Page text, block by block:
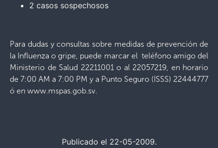
2 casos sospechosos
Para dudas y consultas sobre medidas de prevención de
la Influenza o gripe, puede marcar el teléfono amigo del
Ministerio de Salud 22211001 o al 22057219, en horario
de 7:00 AM a 7:00 PM y a Punto Seguro (ISSS) 22444777
ó en www.mspas.gob.sv.
Publicado el 22-05-2009.